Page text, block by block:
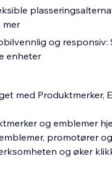
mer
og
enheter
med Produktmerker,
og emblemer
promotører
og øker